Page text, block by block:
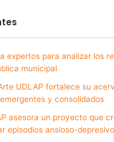
expertos para analizar los
municipal
UDLAP fortalece su
y consolidados
asesora un proyecto que
episodios ansioso-